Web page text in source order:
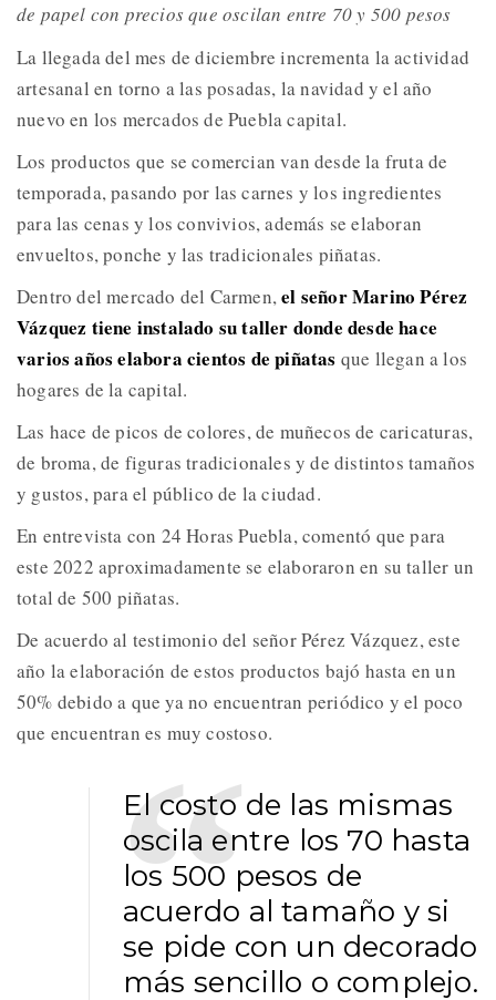
de papel con precios que oscilan entre 70 y 500 pesos
La llegada del mes de diciembre incrementa la actividad
artesanal en torno a las posadas, la navidad y el año
nuevo en los mercados de Puebla capital.
Los productos que se comercian van desde la fruta de
temporada, pasando por las carnes y los ingredientes
para las cenas y los convivios, además se elaboran
envueltos, ponche y las tradicionales piñatas.
Dentro del mercado del Carmen,el señor Marino Pérez
Vázquez tiene instalado su taller donde desde hace
varios años elabora cientos de piñatas que llegan a los
hogares de la capital.
Las hace de picos de colores, de muñecos de caricaturas,
de broma, de figuras tradicionales y de distintos tamaños
y gustos, para el público de la ciudad.
En entrevista con 24 Horas Puebla, comentó que para
este 2022 aproximadamente se elaboraron en su taller un
total de 500 piñatas.
De acuerdo al testimonio del señor Pérez Vázquez, este
año la elaboración de estos productos bajó hasta en un
50% debido a que ya no encuentran periódico y el poco
que encuentran es muy costoso.
El costo de las mismas
oscila entre los 70 hasta
los 500 pesos de
acuerdo al tamaño y si
se pide con un decorado
más sencillo o complejo.